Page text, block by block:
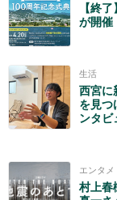
【終
が開催
生活
西宮に
を見つ
ンタビ
エンタ
村上春